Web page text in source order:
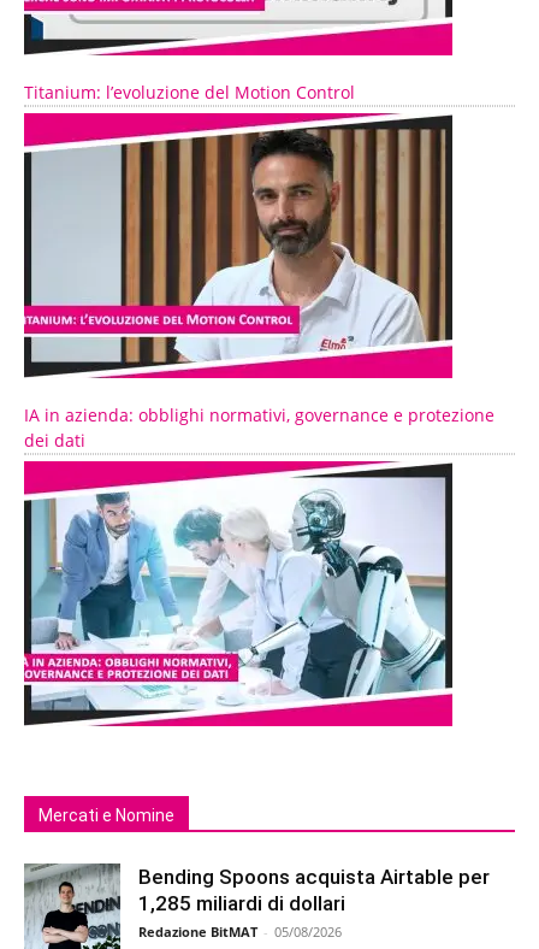
Titanium: l’evoluzione del Motion Control
IA in azienda: obblighi normativi, governance e protezione
dei dati
Mercati e Nomine
Bending Spoons acquista Airtable per
1,285 miliardi di dollari
Redazione BitMAT - 05/08/2026